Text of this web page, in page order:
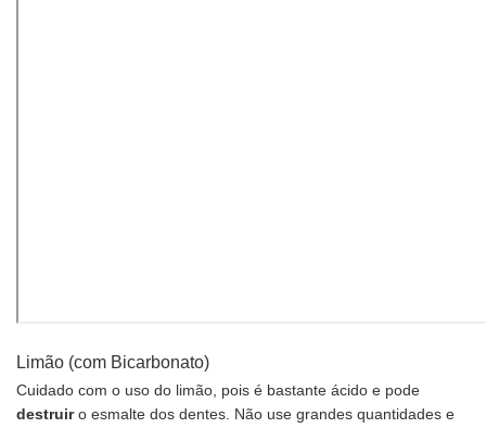
Limão (com Bicarbonato)
Cuidado com o uso do limão, pois é bastante ácido e pode
destruiro esmalte dos dentes. Não use grandes quantidades e